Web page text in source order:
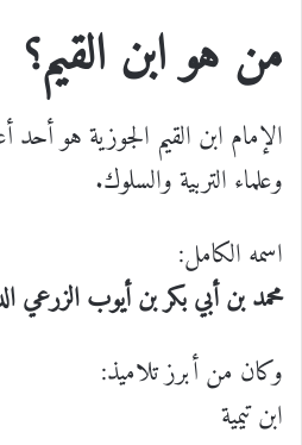
من هو ابن القيم؟
الإمام ابن القيم الجوزية هو أحد
وعلماء التربية والسلوك.
اسمه الكامل:
محمد بن أبي بكر بن أيوب الزرعي
وكان من أبرز تلاميذ:
ابن تيمية